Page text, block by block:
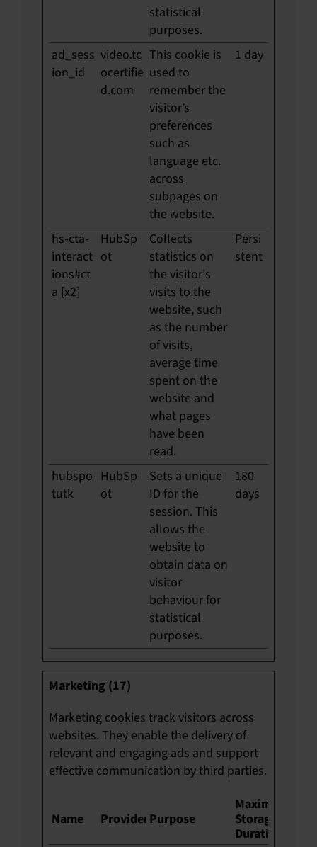
statistical
purposes.
ad_sess
ion_id
video.tc
ocertifie
d.com
This cookie is
used to
remember the
visitor’s
preferences
such as
language etc.
across
subpages on
the website.
1 day
hs-cta-
interact
ions#ct
a [x2]
HubSp
ot
Collects
statistics on
the visitor's
visits to the
website, such
as the number
of visits,
average time
spent on the
website and
what pages
have been
read.
Persi
stent
hubspo
tutk
HubSp
ot
Sets a unique
ID for the
session. This
allows the
website to
obtain data on
visitor
behaviour for
statistical
purposes.
180
days
Marketing (17)
Marketing cookies track visitors across
websites. They enable the delivery of
relevant and engaging ads and support
effective communication by third parties.
Name Provider Purpose
Maximum
Storage
Duration